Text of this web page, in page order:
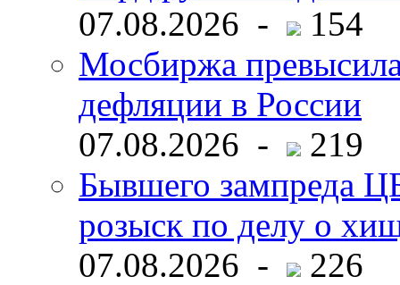
07.08.2026 -
154
Мосбиржа
дефляции в России
07.08.2026 -
219
Бывшего зампреда
розыск по делу о
07.08.2026 -
226